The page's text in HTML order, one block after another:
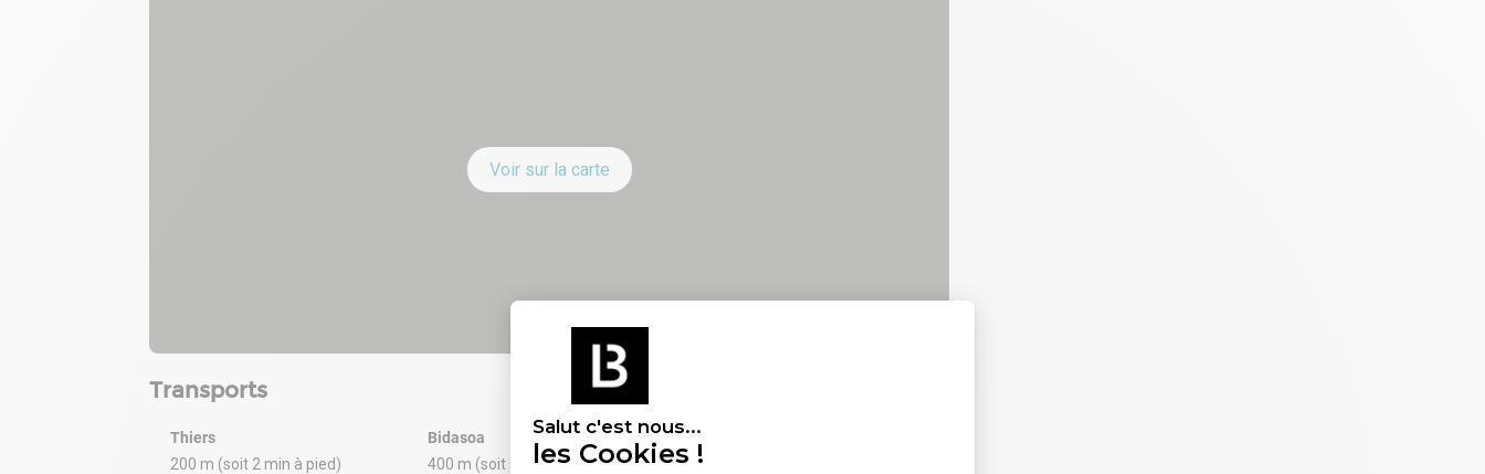
Salut c'est nous...
les Cookies !
Voir sur la carte
Transports
Thiers
200 m (soit 2 min à pied)
Bidasoa
400 m (soit 5 min à pied)
Jean Médecin
400 m (soit 4 min à pied)